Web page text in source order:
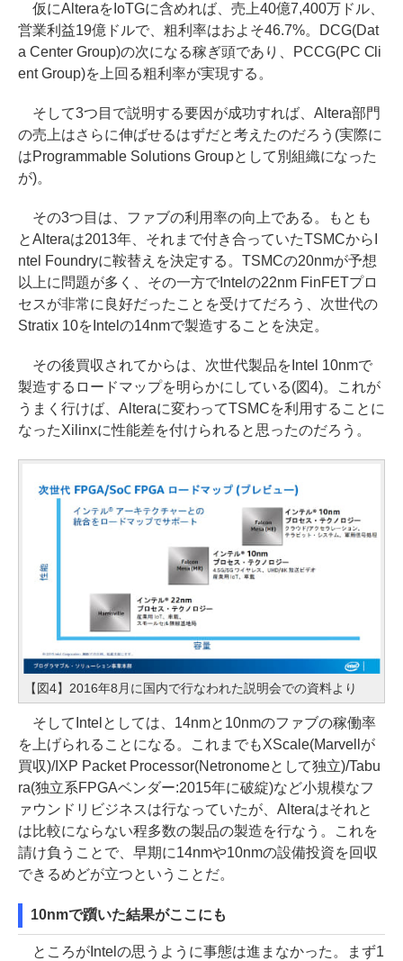
仮にAlteraをIoTGに含めれば、売上40億7,400万ドル、
営業利益19億ドルで、粗利率はおよそ46.7%。DCG(Dat
a Center Group)の次になる稼ぎ頭であり、PCCG(PC Cli
ent Group)を上回る粗利率が実現する。
そして3つ目で説明する要因が成功すれば、Altera部門
の売上はさらに伸ばせるはずだと考えたのだろう(実際に
はProgrammable Solutions Groupとして別組織になった
が)。
その3つ目は、ファブの利用率の向上である。もとも
とAlteraは2013年、それまで付き合っていたTSMCからI
ntel Foundryに鞍替えを決定する。TSMCの20nmが予想
以上に問題が多く、その一方でIntelの22nm FinFETプロ
セスが非常に良好だったことを受けてだろう、次世代の
Stratix 10をIntelの14nmで製造することを決定。
その後買収されてからは、次世代製品をIntel 10nmで
製造するロードマップを明らかにしている(図4)。これが
うまく行けば、Alteraに変わってTSMCを利用することに
なったXilinxに性能差を付けられると思ったのだろう。
【図4】2016年8月に国内で行なわれた説明会での資料より
そしてIntelとしては、14nmと10nmのファブの稼働率
を上げられることになる。これまでもXScale(Marvellが
買収)/IXP Packet Processor(Netronomeとして独立)/Tabu
ra(独立系FPGAベンダー:2015年に破綻)など小規模なフ
ァウンドリビジネスは行なっていたが、Alteraはそれと
は比較にならない程多数の製品の製造を行なう。これを
請け負うことで、早期に14nmや10nmの設備投資を回収
できるめどが立つということだ。
10nmで躓いた結果がここにも
ところがIntelの思うように事態は進まなかった。まず1